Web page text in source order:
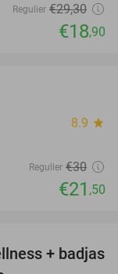
Regulier €29,30
€18,90
8.9 star
Regulier €30
€21 ,50
34%
+ badjas